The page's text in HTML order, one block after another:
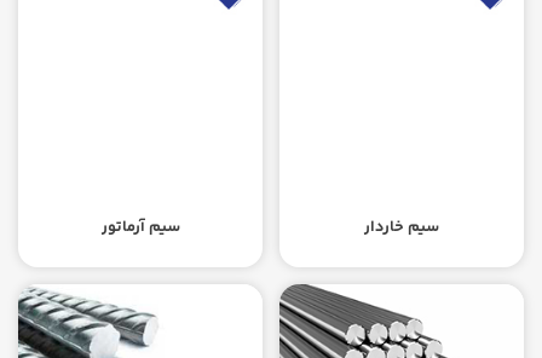
سیم خاردار سیم آرماتور